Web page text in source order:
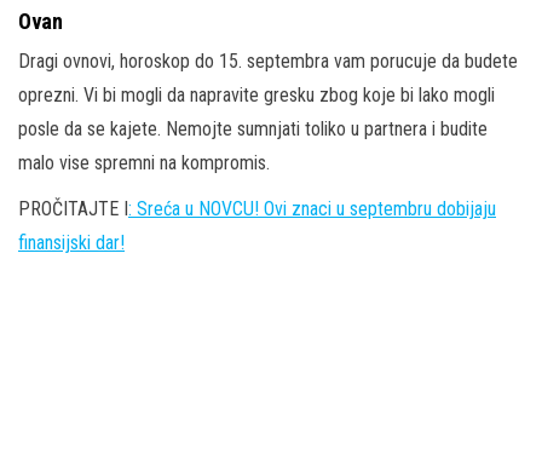
Ovan
Dragi ovnovi, horoskop do 15. septembra vam porucuje da budete
oprezni. Vi bi mogli da napravite gresku zbog koje bi lako mogli
posle da se kajete. Nemojte sumnjati toliko u partnera i budite
malo vise spremni na kompromis.
PROČITAJTE I: Sreća u NOVCU! Ovi znaci u septembru dobijaju
finansijski dar!